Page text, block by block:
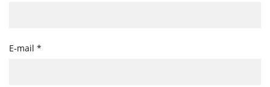
E-mail *